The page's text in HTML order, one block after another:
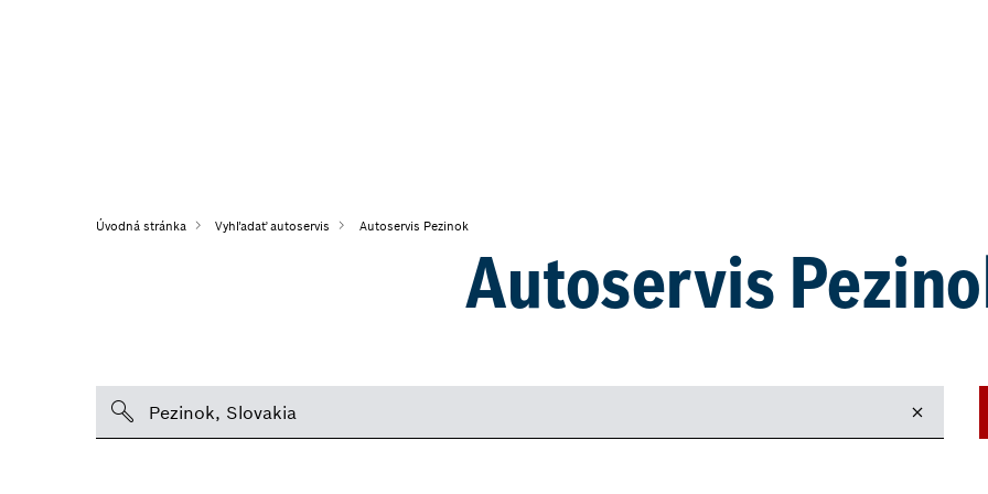
Úvodná stránka Vyhľadať autoservis Autoservis Pezinok
Autoservis